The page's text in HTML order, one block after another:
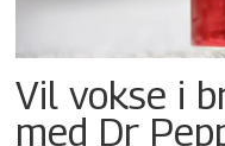
Vil vokse i
med Dr